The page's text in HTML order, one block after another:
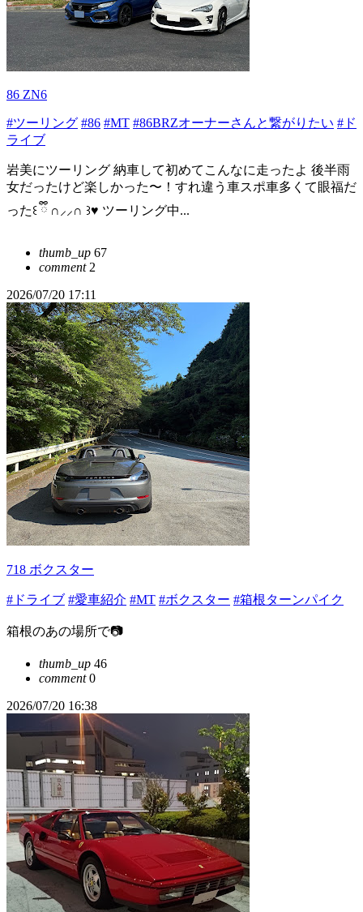
86 ZN6
#ツーリング #86 #MT #86BRZオーナーさんと繋がりたい #ド
ライブ
岩美にツーリング 納車して初めてこんなに走ったよ 後半雨
女だったけど楽しかった〜！すれ違う車スポ車多くて眼福だ
った꒰ ྀི ∩⸝⸝∩ ꒱♥︎ ツーリング中...
thumb_up 67
comment2
2026/07/20 17:11
718 ボクスター
#ドライブ #愛車紹介 #MT #ボクスター #箱根ターンパイク
箱根のあの場所で📷
thumb_up 46
comment0
2026/07/20 16:38